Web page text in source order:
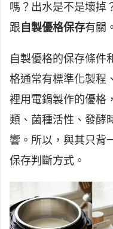
嗎？出水是不是壞掉
跟 自製優格保存有關。
自製優格的保存條件
格通常有標準化製程
裡用電鍋製作的優格
類、菌種活性、發酵
響。所以，與其只背
保存判斷方式。